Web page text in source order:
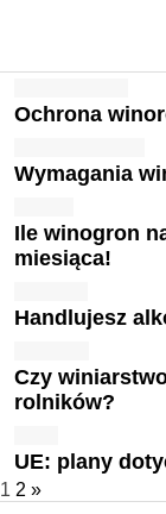
Ochrona
Wymagania
Ile winogron
miesiąca!
Handlujesz
Czy
rolników?
UE: plany
1 2 »